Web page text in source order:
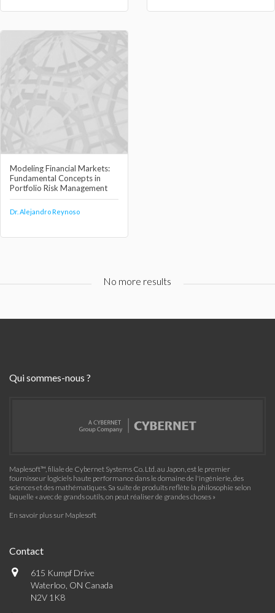
Modeling Financial Markets:
Fundamental Concepts in
Portfolio Risk Management
Dr. Alejandro Reynoso
No more results
Qui sommes-nous ?
Maplesoft™, filiale de Cybernet Systems Co. Ltd. au Japon, est le premier
fournisseur logiciels haute performance dans le domaine de l'ingénierie, des
sciences et des mathématiques. Sa suite de produits reflète la philosophie selon
laquelle « avec de grands outils, on peut réaliser de grandes choses »
En savoir plus sur Maplesoft
Contact
615 Kumpf Drive
Waterloo, ON Canada
N2V 1K8